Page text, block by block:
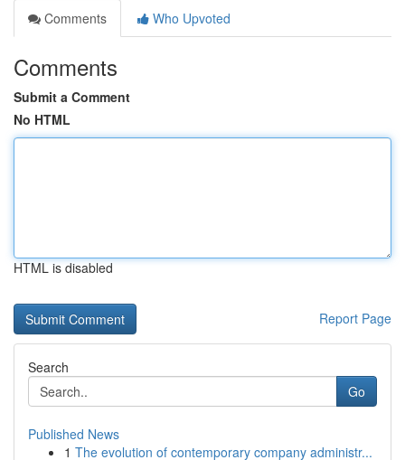
Comments
Who Upvoted
Comments
Submit a Comment
No HTML
HTML is disabled
Report Page
Search
Go
Published News
1 The evolution of contemporary company administr...